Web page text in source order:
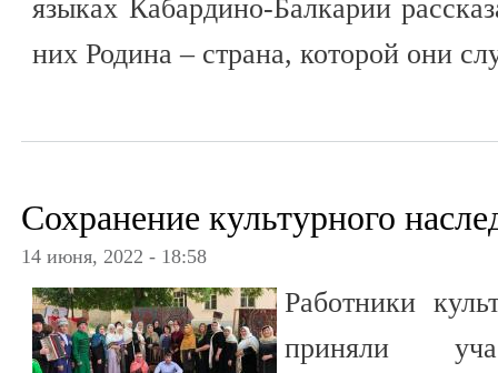
языках Кабардино-Балкарии
них Родина – страна, которой они
Сохранение культурного
14 июня, 2022 - 18:58
Работники
приняли